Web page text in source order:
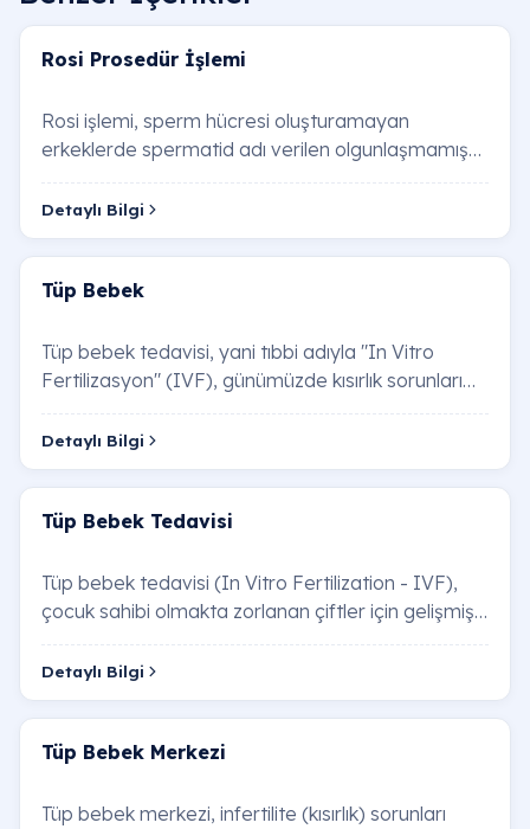
Rosi Prosedür İşlemi
Rosi işlemi, sperm hücresi oluşturamayan
erkeklerde spermatid adı verilen olgunlaşmamış
sperm öncüllerinin (yuvarlak spermatid)
kullanılarak…
Detaylı Bilgi
Tüp Bebek
Tüp bebek tedavisi, yani tıbbi adıyla "In Vitro
Fertilizasyon" (IVF), günümüzde kısırlık sorunları
yaşayan çiftler için umut veren bir üreme…
Detaylı Bilgi
Tüp Bebek Tedavisi
Tüp bebek tedavisi (In Vitro Fertilization - IVF),
çocuk sahibi olmakta zorlanan çiftler için gelişmiş
bir yardımcı üreme tekniğidir. Bu yön…
Detaylı Bilgi
Tüp Bebek Merkezi
Tüp bebek merkezi, infertilite (kısırlık) sorunları